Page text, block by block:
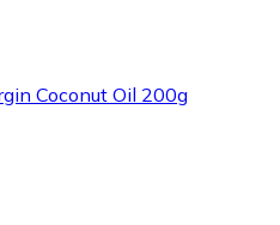
Coconut Oil 200g